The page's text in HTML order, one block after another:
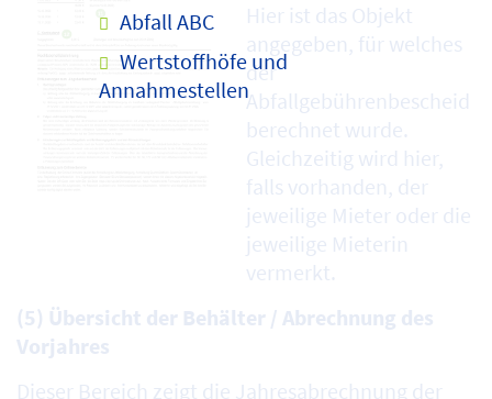
Abfall ABC
Wertstoffhöfe und
Annahmestellen
Hier ist das Objekt
angegeben, für welches
der
Abfallgebührenbescheid
berechnet wurde.
Gleichzeitig wird hier,
falls vorhanden, der
jeweilige Mieter oder die
jeweilige Mieterin
vermerkt.
(5) Übersicht der Behälter / Abrechnung des
Vorjahres
Dieser Bereich zeigt die Jahresabrechnung der